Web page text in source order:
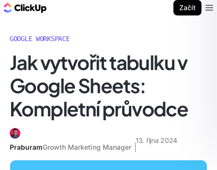
Začít
GOOGLE WORKSPACE
Jak vytvořit tabulku v
Google Sheets:
Kompletní průvodce
PraburamGrowth Marketing Manager
13. října 2024